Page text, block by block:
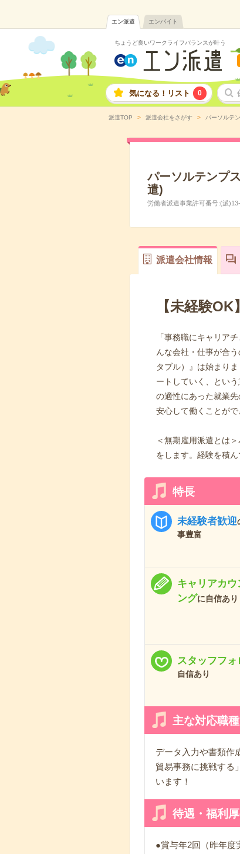
エン派遣 エンバイト
ちょうど良いワークライフバランスが叶う
気になる！リスト 0
派遣TOP 派遣会社をさがす パーソルテ
パーソルテンプ
遣)
労働者派遣事業許可番号:(派
派遣会社情報
【未経験
「事務職にキャリア
んな会社・仕事が合
タブル）』は始まり
ートしていく、とい
の適性にあった就業
安心して働くことがで
＜無期雇用派遣とは
をします。経験を積
特長
未経験者歓迎
事豊富
キャリアカウ
ングに自信あり
スタッフフォ
自信あり
主な対応職種
データ入力や書類作
貿易事務に挑戦する
います！
待遇・福利
●賞与年2回（昨年度